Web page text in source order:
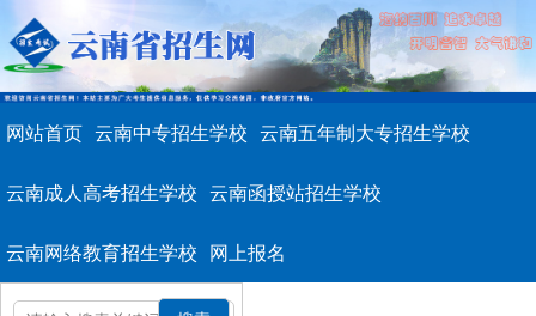
网站首页 云南中专招生学校 云南五年制大专招生学校
云南成人高考招生学校 云南函授站招生学校
云南网络教育招生学校 网上报名